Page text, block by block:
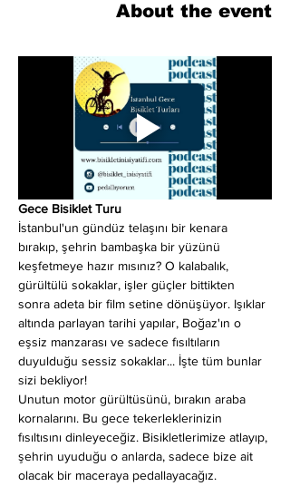
About the event
Gece Bisiklet Turu
İstanbul'un gündüz telaşını bir kenara
bırakıp, şehrin bambaşka bir yüzünü
keşfetmeye hazır mısınız? O kalabalık,
gürültülü sokaklar, işler güçler bittikten
sonra adeta bir film setine dönüşüyor. Işıklar
altında parlayan tarihi yapılar, Boğaz'ın o
eşsiz manzarası ve sadece fısıltıların
duyulduğu sessiz sokaklar... İşte tüm bunlar
sizi bekliyor!
Unutun motor gürültüsünü, bırakın araba
kornalarını. Bu gece tekerleklerinizin
fısıltısını dinleyeceğiz. Bisikletlerimize atlayıp,
şehrin uyuduğu o anlarda, sadece bize ait
olacak bir maceraya pedallayacağız.